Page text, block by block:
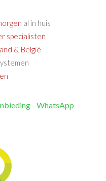
al in huis
specialisten
& België
- WhatsApp